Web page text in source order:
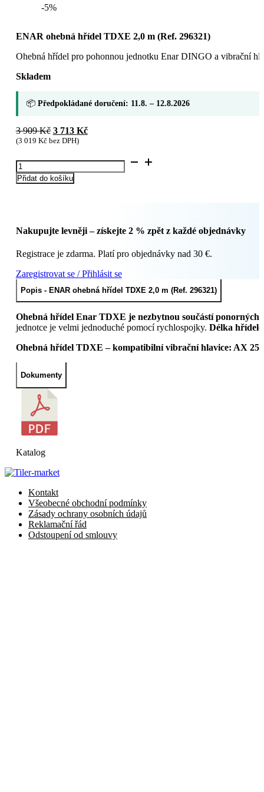
-5%
ENAR ohebná hřídel TDXE 2,0 m (Ref. 296321)
Ohebná hřídel pro pohonnou jednotku Enar DINGO a vibrační
Skladem
📦 Předpokládané doručení: 11.8. – 12.8.2026
3 909Kč Původní
cena
3
909 Kč.
3 713 KčAktuální
3
713 Kč.
(3 019 Kčbez DPH)
ENAR
ohebná
hřídel
296321)
Přidat do košíku
Nakupujte levněji – získejte 2 % zpět z každé objednávky
Registrace je zdarma. Platí pro objednávky nad 30 €.
Zaregistrovat se / Přihlásit se
Popis - ENAR ohebná hřídel TDXE 2,0 m (Ref. 296321)
Ohebná hřídel Enar TDXE je nezbytnou součástí ponorných
jednotce je velmi jednoduché pomocí rychlospojky. Délka hřídele
Ohebná hřídel TDXE – kompatibilní vibrační hlavice: AX 25,
Dokumenty
Katalog
Kontakt
Všeobecné obchodní podmínky
Zásady ochrany osobních údajů
Reklamační řád
Odstoupení od smlouvy